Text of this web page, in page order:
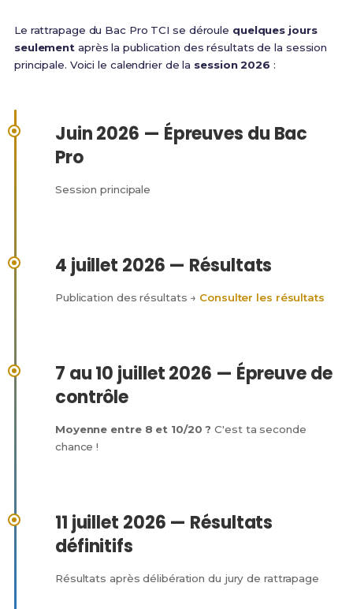
Le rattrapage du Bac Pro TCI se déroule quelques jours
seulement après la publication des résultats de la session
principale. Voici le calendrier de la session 2026 :
Juin 2026 — Épreuves du Bac
Pro
Session principale
4 juillet 2026 — Résultats
Publication des résultats → Consulter les résultats
7 au 10 juillet 2026 — Épreuve de
contrôle
Moyenne entre 8 et 10/20 ? C'est ta seconde
chance !
11 juillet 2026 — Résultats
définitifs
Résultats après délibération du jury de rattrapage